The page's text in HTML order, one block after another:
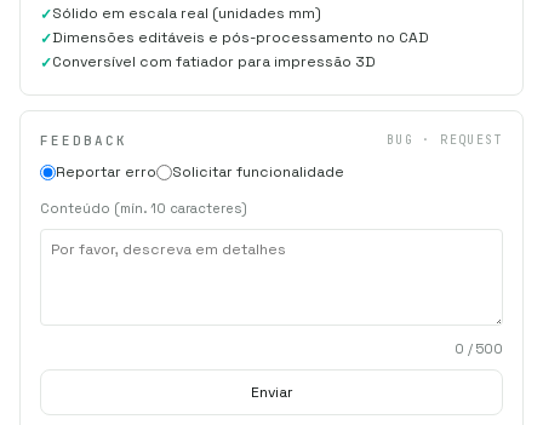
Sólido em escala real (unidades mm)
Dimensões editáveis e pós-processamento no CAD
Conversível com fatiador para impressão 3D
FEEDBACK BUG · REQUEST
Reportar erro Solicitar funcionalidade
Conteúdo (mín. 10 caracteres)
0 / 500
Enviar